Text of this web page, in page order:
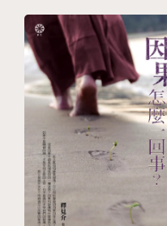
聖嚴法師1930年生於江
曾於高雄美濃閉關六年
學博士學位。1975年應
山，並於2005年開創繼
宗」。
聖嚴法師是一位思想家
富，中、英、日文著作
獎、中山學術獎、總統
13 生涯規畫可靠嗎？
14 如何幫自己的人生開
15 今天的自己超越昨天
16 開放接受順逆境
17 活用四它應萬變
18 我是誰？
19 流浪的人生
20 不當天涯淪落人
21 大鴨游出大路，小
22 不做白日夢